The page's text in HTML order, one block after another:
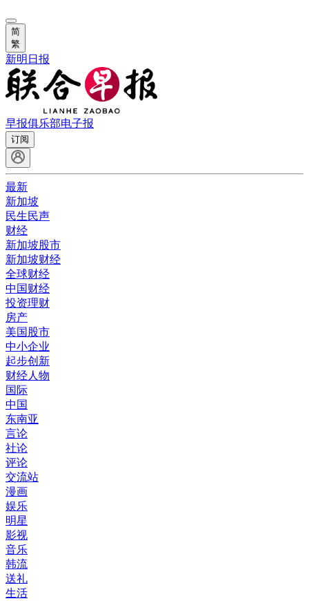
简
繁
新明日报
早报俱乐部电子报
订阅
最新
新加坡
民生民声
财经
新加坡股市
新加坡财经
全球财经
中国财经
投资理财
房产
美国股市
中小企业
起步创新
财经人物
国际
中国
东南亚
言论
社论
评论
交流站
漫画
娱乐
明星
影视
音乐
韩流
送礼
生活